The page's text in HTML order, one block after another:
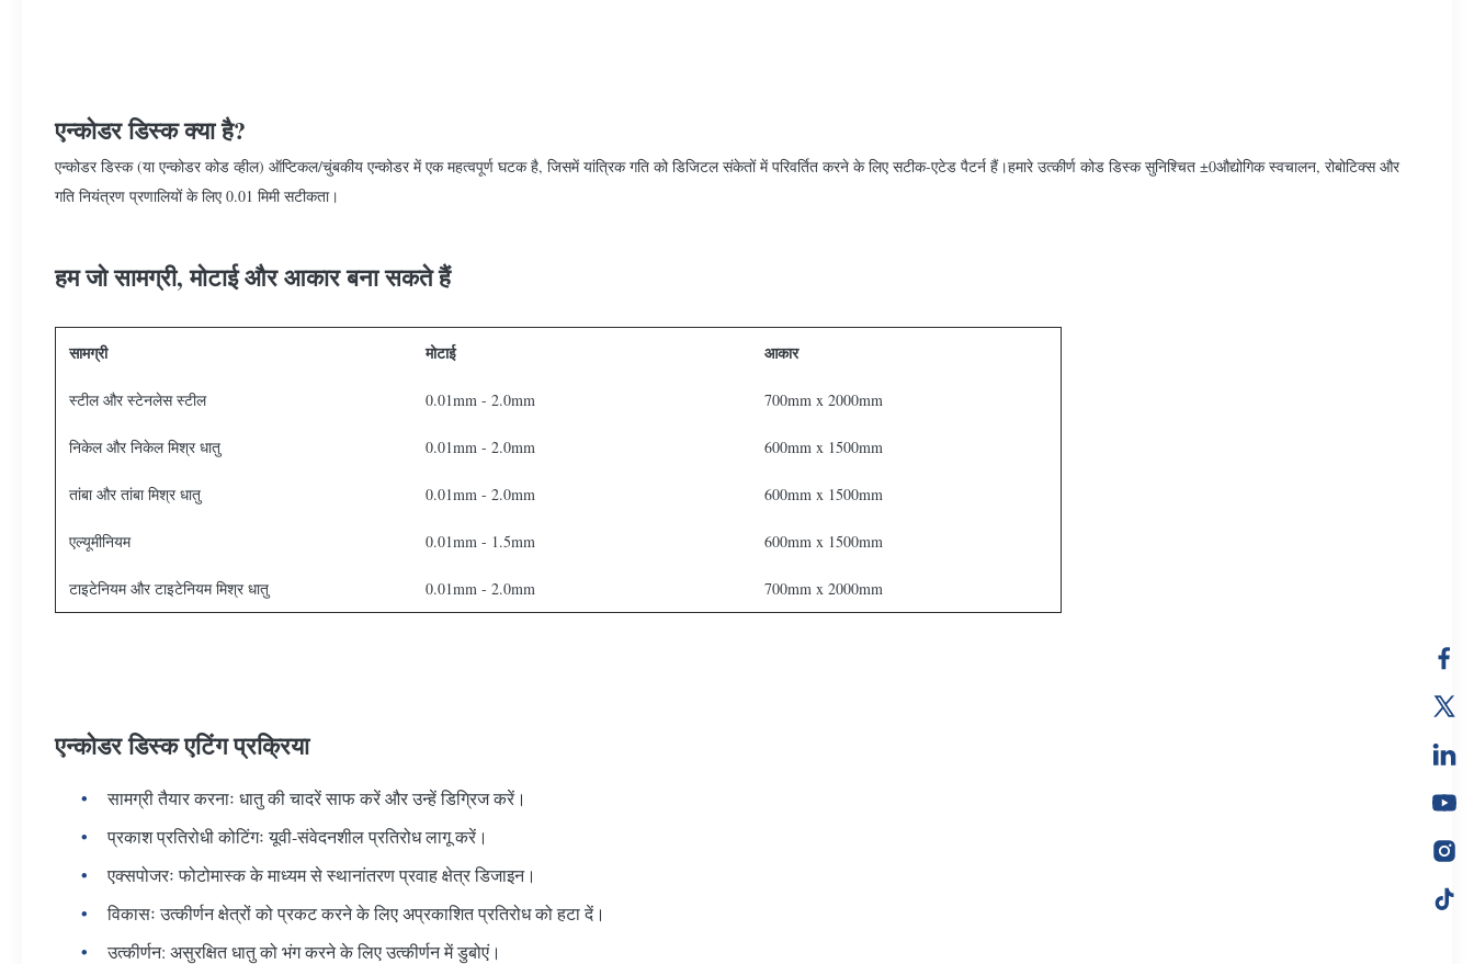
एन्कोडर डिस्क क्या है?
एन्कोडर डिस्क (या एन्कोडर कोड व्हील) ऑप्टिकल/चुंबकीय एन्कोडर में एक महत्वपूर्ण घटक है, जिसमें यांत्रिक गति को डिजिटल संकेतों में परिवर्तित करने के लिए सटीक-एटेड पैटर्न हैं।हमारे उत्कीर्ण कोड डिस्क सुनिश्चित ±0औद्योगिक स्वचालन, रोबोटिक्स और
गति नियंत्रण प्रणालियों के लिए 0.01 मिमी सटीकता।
हम जो सामग्री, मोटाई और आकार बना सकते हैं
सामग्री मोटाई आकार
स्टील और स्टेनलेस स्टील 0.01mm - 2.0mm 700mm x 2000mm
निकेल और निकेल मिश्र धातु 0.01mm - 2.0mm 600mm x 1500mm
तांबा और तांबा मिश्र धातु 0.01mm - 2.0mm 600mm x 1500mm
एल्यूमीनियम 0.01mm - 1.5mm 600mm x 1500mm
टाइटेनियम और टाइटेनियम मिश्र धातु 0.01mm - 2.0mm 700mm x 2000mm
एन्कोडर डिस्क एटिंग प्रक्रिया
सामग्री तैयार करनाः धातु की चादरें साफ करें और उन्हें डिग्रिज करें।
प्रकाश प्रतिरोधी कोटिंगः यूवी-संवेदनशील प्रतिरोध लागू करें।
एक्सपोजरः फोटोमास्क के माध्यम से स्थानांतरण प्रवाह क्षेत्र डिजाइन।
विकासः उत्कीर्णन क्षेत्रों को प्रकट करने के लिए अप्रकाशित प्रतिरोध को हटा दें।
उत्कीर्णन: असुरक्षित धातु को भंग करने के लिए उत्कीर्णन में डुबोएं।